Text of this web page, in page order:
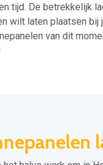
tijd. De betrekkelijk
wilt laten plaatsen
van dit